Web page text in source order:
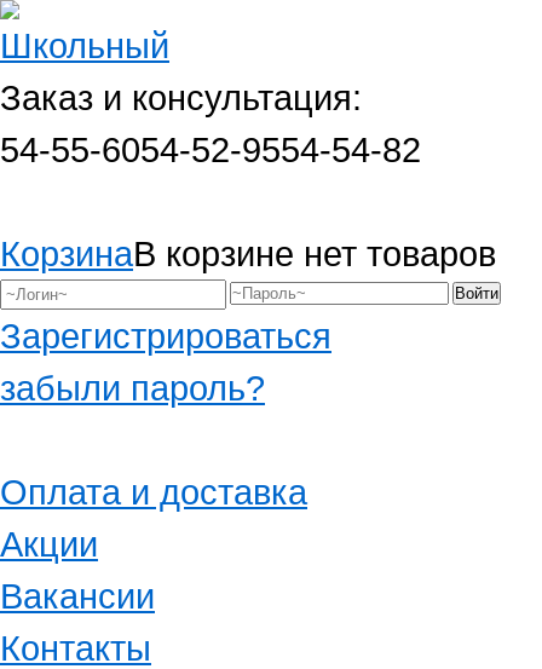
Заказ и консультация:
54-55-6054-52-9554-54-82
КорзинаВ корзине нет товаров
Зарегистрироваться
забыли пароль?
Оплата и доставка
Акции
Вакансии
Контакты